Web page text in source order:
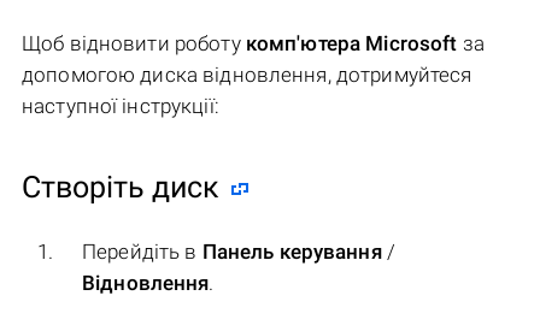
Щоб відновити роботу комп'ютера Microsoft за
допомогою диска відновлення, дотримуйтеся
наступної інструкції:
Створіть диск
Перейдіть в Панель керування/
Відновлення.